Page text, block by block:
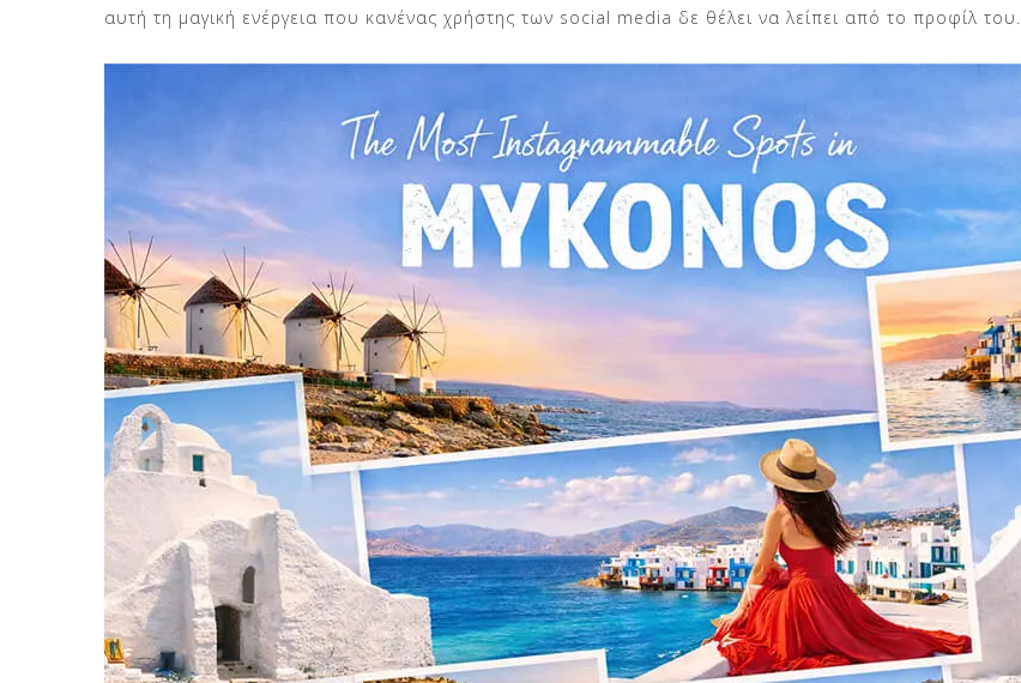
αυτή τη μαγική ενέργεια που κανένας χρήστης των social media δε θέλει να λείπει από το προφίλ του.